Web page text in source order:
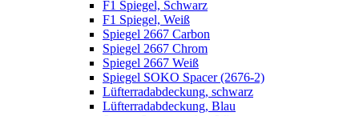
F1 Spiegel, Schwarz
F1 Spiegel, Weiß
Spiegel 2667 Carbon
Spiegel 2667 Chrom
Spiegel 2667 Weiß
Spiegel SOKO Spacer (2676-2)
Lüfterradabdeckung, schwarz
Lüfterradabdeckung, Blau